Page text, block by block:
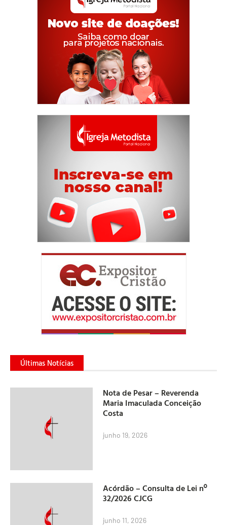
Últimas Notícias
Nota de Pesar – Reverenda
Maria Imaculada Conceição
Costa
junho 19, 2026
Acórdão – Consulta de Lei nº
32/2026 CJCG
junho 11, 2026